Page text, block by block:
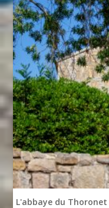
L'abbaye du Thoronet